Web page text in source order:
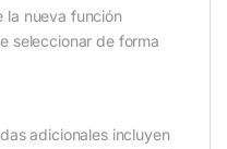
la nueva función
seleccionar de forma
adicionales incluyen